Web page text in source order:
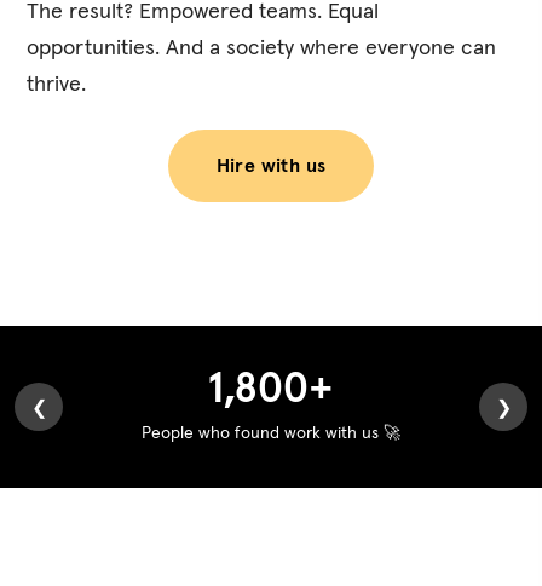
The result? Empowered teams. Equal
opportunities. And a society where everyone can
thrive.
Hire with us
❮ ❯
1,800+
People who found work with us 🚀